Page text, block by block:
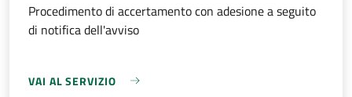
Procedimento di accertamento con adesione a seguito
di notifica dell'avviso
VAI AL SERVIZIO